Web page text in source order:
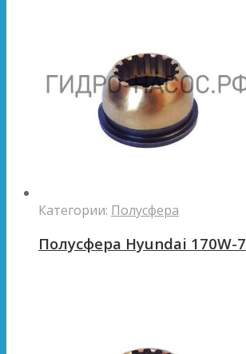
Категории: Полусфера
Полусфера Hyundai 170W-7